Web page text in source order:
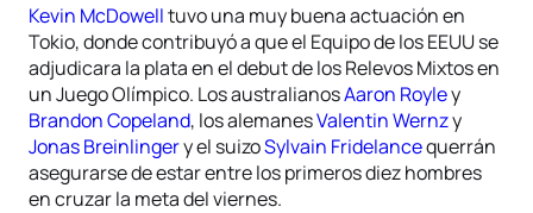
Kevin McDowelltuvo una muy buena actuación en
Tokio, donde contribuyó a que el Equipo de los EEUU se
adjudicara la plata en el debut de los Relevos Mixtos en
un Juego Olímpico. Los australianosAaron Royley
Brandon Copeland, los alemanesValentin Wernzy
Jonas Breinlingery el suizoSylvain Fridelancequerrán
asegurarse de estar entre los primeros diez hombres
en cruzar la meta del viernes.